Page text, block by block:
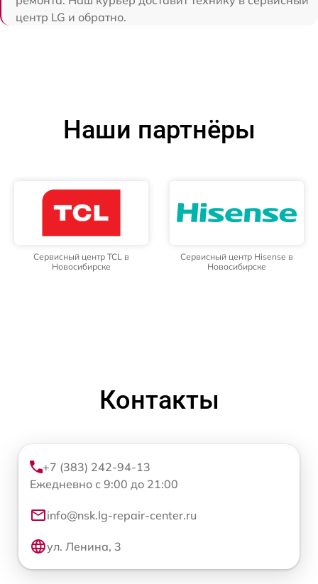
центр LG и обратно.
Наши партнёры
Сервисный центр TCL в
Новосибирске
Сервисный центр Hisense в
Новосибирске
Контакты
+7 (383) 242-94-13
Ежедневно с 9:00 до 21:00
info@nsk.lg-repair-center.ru
ул. Ленина, 3